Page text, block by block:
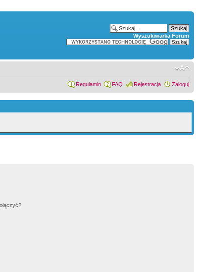
Wyszukiwarka Forum
Regulamin FAQ Rejestracja Zaloguj